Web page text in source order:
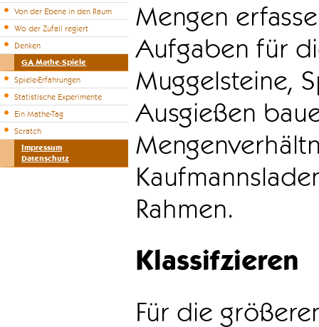
Von der Ebene in den Raum
Wo der Zufall regiert
Denken
GA Mathe-Spiele
Spiele-Erfahrungen
Statistische Experimente
Ein Mathe-Tag
Scratch
Impressum
Datenschutz
Mengen
Aufgaben für
Muggelsteine,
Ausgießen
Rahmen.
Klassifzieren
Für die